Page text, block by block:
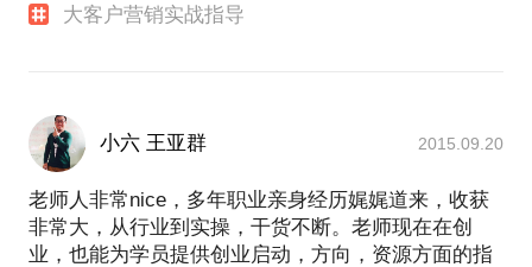
大客户营销实战指导
小六 王亚群 2015.09.20
老师人非常nice，多年职业亲身经历娓娓道来，收获
非常大，从行业到实操，干货不断。老师现在在创
业，也能为学员提供创业启动，方向，资源方面的指